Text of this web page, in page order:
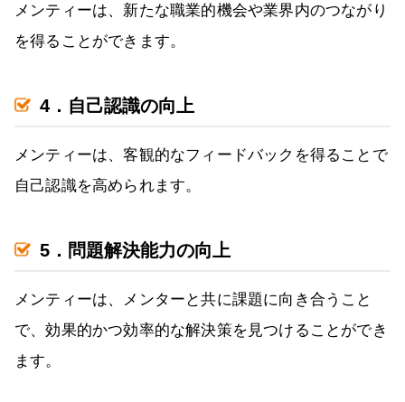
メンティーは、新たな職業的機会や業界内のつながり
を得ることができます。
4．自己認識の向上
メンティーは、客観的なフィードバックを得ることで
自己認識を高められます。
5．問題解決能力の向上
メンティーは、メンターと共に課題に向き合うこと
で、効果的かつ効率的な解決策を見つけることができ
ます。